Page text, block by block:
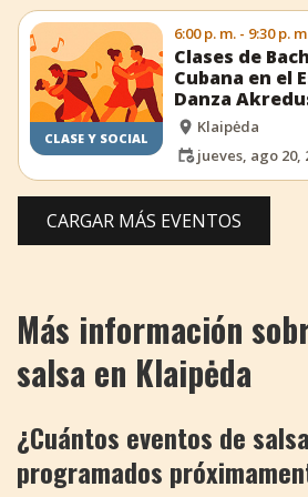
CLASE Y SOCIAL
6:00 p. m. - 9:30 p.
Clases de
Cubana en el
Danza
Klaipėda
jueves, ago 20,
CARGAR MÁS EVENTOS
Más información
salsa en Klaipėda
¿Cuántos eventos de
programados